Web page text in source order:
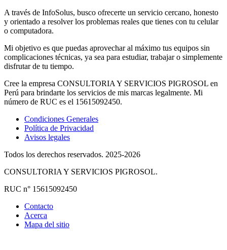
A través de InfoSolus, busco ofrecerte un servicio cercano, honesto
y orientado a resolver los problemas reales que tienes con tu celular
o computadora.
Mi objetivo es que puedas aprovechar al máximo tus equipos sin
complicaciones técnicas, ya sea para estudiar, trabajar o simplemente
disfrutar de tu tiempo.
Cree la empresa CONSULTORIA Y SERVICIOS PIGROSOL en
Perú para brindarte los servicios de mis marcas legalmente. Mi
número de RUC es el 15615092450.
Condiciones Generales
Política de Privacidad
Avisos legales
Todos los derechos reservados. 2025-2026
CONSULTORIA Y SERVICIOS PIGROSOL.
RUC n° 15615092450
Contacto
Acerca
Mapa del sitio